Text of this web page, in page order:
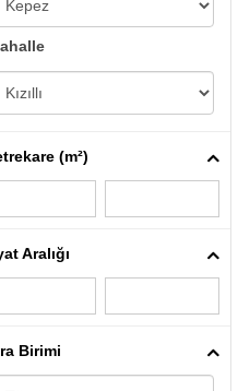
(m²)
Aralığı
Birimi